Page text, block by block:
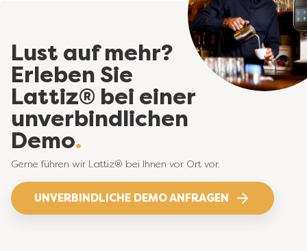
Lust auf mehr?
Erleben Sie
Lattiz® bei einer
unverbindlichen
Demo
Gerne führen wir Lattiz® bei Ihnen vor Ort vor.
UNVERBINDLICHE DEMO ANFRAGEN